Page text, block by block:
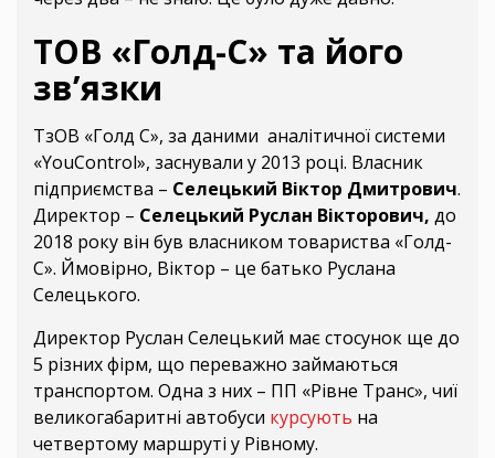
ТОВ «Голд-С» та його
зв’язки
ТзОВ «Голд С», за даними аналітичної системи
«YouControl», заснували у 2013 році. Власник
підприємства – Селецький Віктор Дмитрович.
Директор – Селецький Руслан Вікторович, до
2018 року він був власником товариства «Голд-
С». Ймовірно, Віктор – це батько Руслана
Селецького.
Директор Руслан Селецький має стосунок ще до
5 різних фірм, що переважно займаються
транспортом. Одна з них – ПП «Рівне Транс», чиї
великогабаритні автобуси курсують на
четвертому маршруті у Рівному.